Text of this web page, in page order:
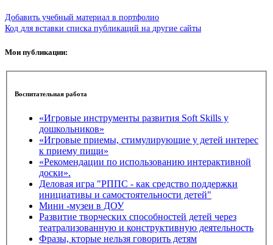
Добавить учебный материал в портфолио
Код для вставки списка публикаций на другие сайты
Мои публикации:
Воспитательная работа
«Игровые инструменты развития Soft Skills у
дошкольников»
«Игровые приемы, стимулирующие у детей интерес
к приему пищи»
«Рекомендации по использованию интерактивной
доски».
Деловая игра "РППС - как средство поддержки
инициативы и самостоятельности детей"
Мини -музеи в ДОУ
Развитие творческих способностей детей через
театрализованную и конструктивную деятельность
Фразы, кторые нельзя говорить детям